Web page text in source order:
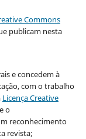
Commons
publicam nesta
e concedem à
com o trabalho
Licença Creative
o
reconhecimento
revista;